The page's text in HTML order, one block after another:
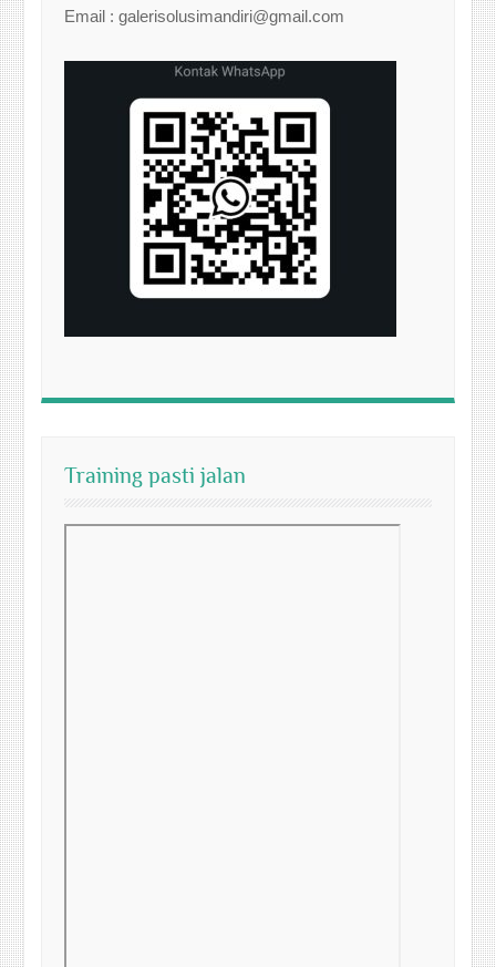
Email : galerisolusimandiri@gmail.com
Training pasti jalan